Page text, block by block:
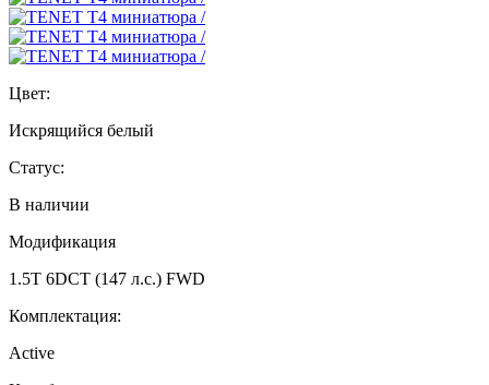
Цвет:
Искрящийся белый
Статус:
В наличии
Модификация
1.5T 6DCT (147 л.с.) FWD
Комплектация:
Active